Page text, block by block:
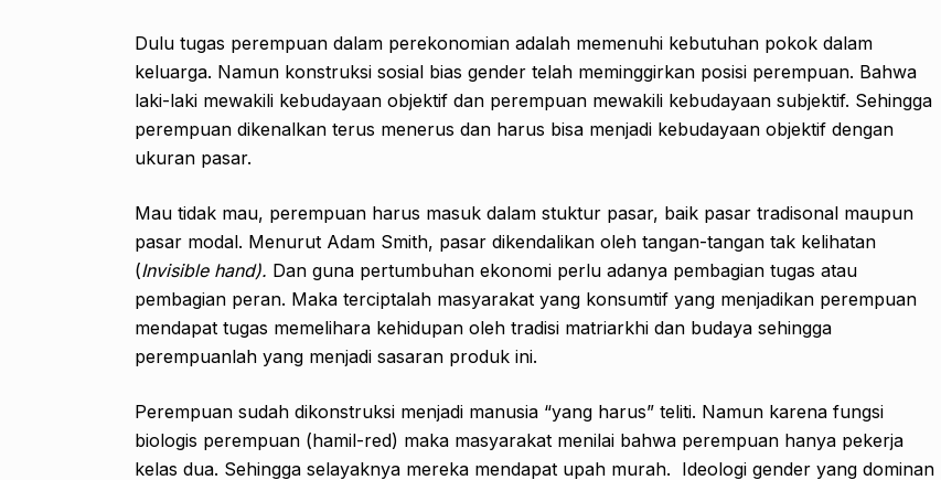
Dulu tugas perempuan dalam perekonomian adalah memenuhi kebutuhan pokok dalam
keluarga. Namun konstruksi sosial bias gender telah meminggirkan posisi perempuan. Bahwa
laki-laki mewakili kebudayaan objektif dan perempuan mewakili kebudayaan subjektif. Sehingga
perempuan dikenalkan terus menerus dan harus bisa menjadi kebudayaan objektif dengan
ukuran pasar.
Mau tidak mau, perempuan harus masuk dalam stuktur pasar, baik pasar tradisonal maupun
pasar modal. Menurut Adam Smith, pasar dikendalikan oleh tangan-tangan tak kelihatan
(Invisible hand). Dan guna pertumbuhan ekonomi perlu adanya pembagian tugas atau
pembagian peran. Maka terciptalah masyarakat yang konsumtif yang menjadikan perempuan
mendapat tugas memelihara kehidupan oleh tradisi matriarkhi dan budaya sehingga
perempuanlah yang menjadi sasaran produk ini.
Perempuan sudah dikonstruksi menjadi manusia “yang harus” teliti. Namun karena fungsi
biologis perempuan (hamil-red) maka masyarakat menilai bahwa perempuan hanya pekerja
kelas dua. Sehingga selayaknya mereka mendapat upah murah. Ideologi gender yang dominan